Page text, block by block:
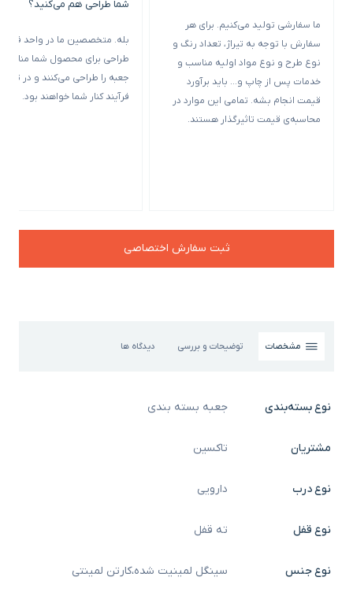
ما سفارشی تولید می‌کنیم. برای هر
سفارش با توجه به تیراژ، تعداد رنگ و
نوع طرح و نوع مواد اولیه مناسب و
خدمات پس از چاپ و… باید برآورد
قیمت انجام بشه. تمامی این موارد در
محاسبه‌ی قیمت تاثیرگذار هستند.
شما طراحی هم می‌کنید؟
بله. متخصصین ما در واحد فنی
طراحی برای محصول شما
جعبه را طراحی می‌کنند و در
فرآیند کنار شما خواهند بود.
ثبت سفارش اختصاصی
مشخصات توضیحات و بررسی دیدگاه ها
نوع بسته‌بندی جعبه بسته بندی
مشتریان تاکسین
نوع درب دارویی
نوع قفل ته قفل
نوع جنس سینگل لمینیت شده،کارتن لمینتی